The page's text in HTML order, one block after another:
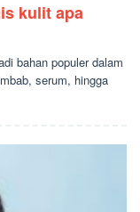
kulit apa
bahan populer dalam
serum, hingga